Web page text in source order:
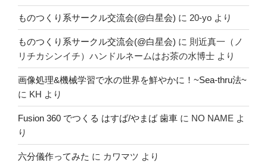
ものつくり系サークル交流会(@白星会) に 20-yo より
ものつくり系サークル交流会(@白星会) に 則近真一（ノ
リチカシンイチ）ハンドルネームはお茶の水博士 より
画像処理&機械学習で水の世界を鮮やかに！~Sea-thru法~
に KH より
Fusion 360 でつくる はすば/やまば 歯車 に NO NAME よ
り
六分儀作ってみた に カワマツ より